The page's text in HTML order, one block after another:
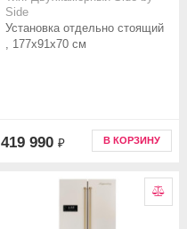
Side
Установка отдельно стоящий
, 177х91х70 см
419 990 ₽ В КОРЗИНУ